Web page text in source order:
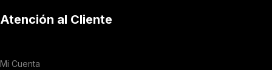
Atención al Cliente
Mi Cuenta